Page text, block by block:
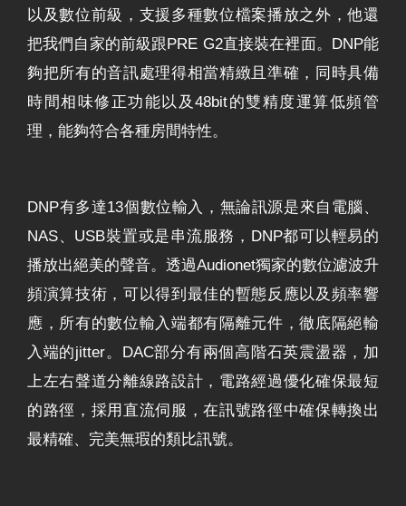
以及數位前級，支援多種數位檔案播放之外，他還
把我們自家的前級跟PRE G2直接裝在裡面。DNP能
夠把所有的音訊處理得相當精緻且準確，同時具備
時間相味修正功能以及48bit的雙精度運算低頻管
理，能夠符合各種房間特性。
DNP有多達13個數位輸入，無論訊源是來自電腦、
NAS、USB裝置或是串流服務，DNP都可以輕易的
播放出絕美的聲音。透過Audionet獨家的數位濾波升
頻演算技術，可以得到最佳的暫態反應以及頻率響
應，所有的數位輸入端都有隔離元件，徹底隔絕輸
入端的jitter。DAC部分有兩個高階石英震盪器，加
上左右聲道分離線路設計，電路經過優化確保最短
的路徑，採用直流伺服，在訊號路徑中確保轉換出
最精確、完美無瑕的類比訊號。